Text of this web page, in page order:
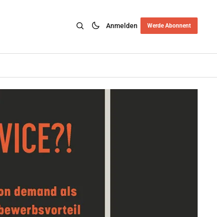
Anmelden Werde Abonnent